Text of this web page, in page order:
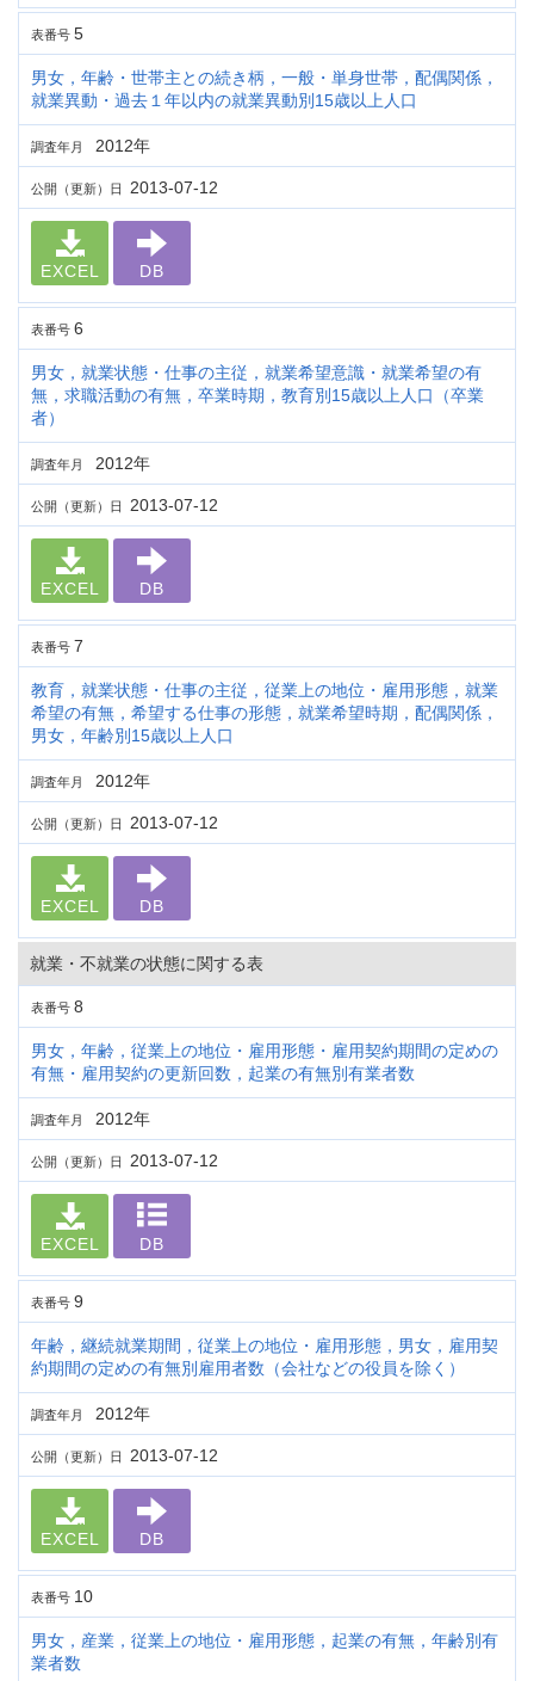
表番号 5
男女，年齢・世帯主との続き柄，一般・単身世帯，配偶関係，
就業異動・過去１年以内の就業異動別15歳以上人口
調査年月 2012年
公開（更新）日 2013-07-12
EXCEL DB
表番号 6
男女，就業状態・仕事の主従，就業希望意識・就業希望の有
無，求職活動の有無，卒業時期，教育別15歳以上人口（卒業
者）
調査年月 2012年
公開（更新）日 2013-07-12
EXCEL DB
表番号 7
教育，就業状態・仕事の主従，従業上の地位・雇用形態，就業
希望の有無，希望する仕事の形態，就業希望時期，配偶関係，
男女，年齢別15歳以上人口
調査年月 2012年
公開（更新）日 2013-07-12
EXCEL DB
就業・不就業の状態に関する表
表番号 8
男女，年齢，従業上の地位・雇用形態・雇用契約期間の定めの
有無・雇用契約の更新回数，起業の有無別有業者数
調査年月 2012年
公開（更新）日 2013-07-12
EXCEL DB
表番号 9
年齢，継続就業期間，従業上の地位・雇用形態，男女，雇用契
約期間の定めの有無別雇用者数（会社などの役員を除く）
調査年月 2012年
公開（更新）日 2013-07-12
EXCEL DB
表番号 10
男女，産業，従業上の地位・雇用形態，起業の有無，年齢別有
業者数